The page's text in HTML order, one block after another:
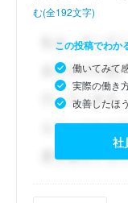
む(全192文字)
この投稿でわか
働いてみて
実際の働き
改善したほ
社